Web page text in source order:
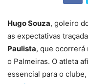
Hugo Souza, goleiro
as expectativas
Paulista, que ocorrerá
o Palmeiras. O atleta
essencial para o clube,